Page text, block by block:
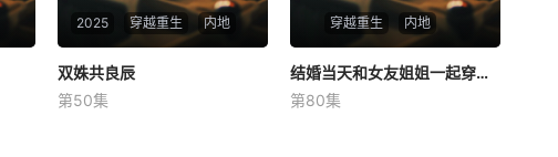
2025 穿越重生 内地
双姝共良辰
未知
双姝共良辰
第50集
穿越重生 内地
结婚当天和女友姐姐一起穿越了
何釗遠、邵依蕊
结婚当天和女友姐姐一起穿越了
第80集